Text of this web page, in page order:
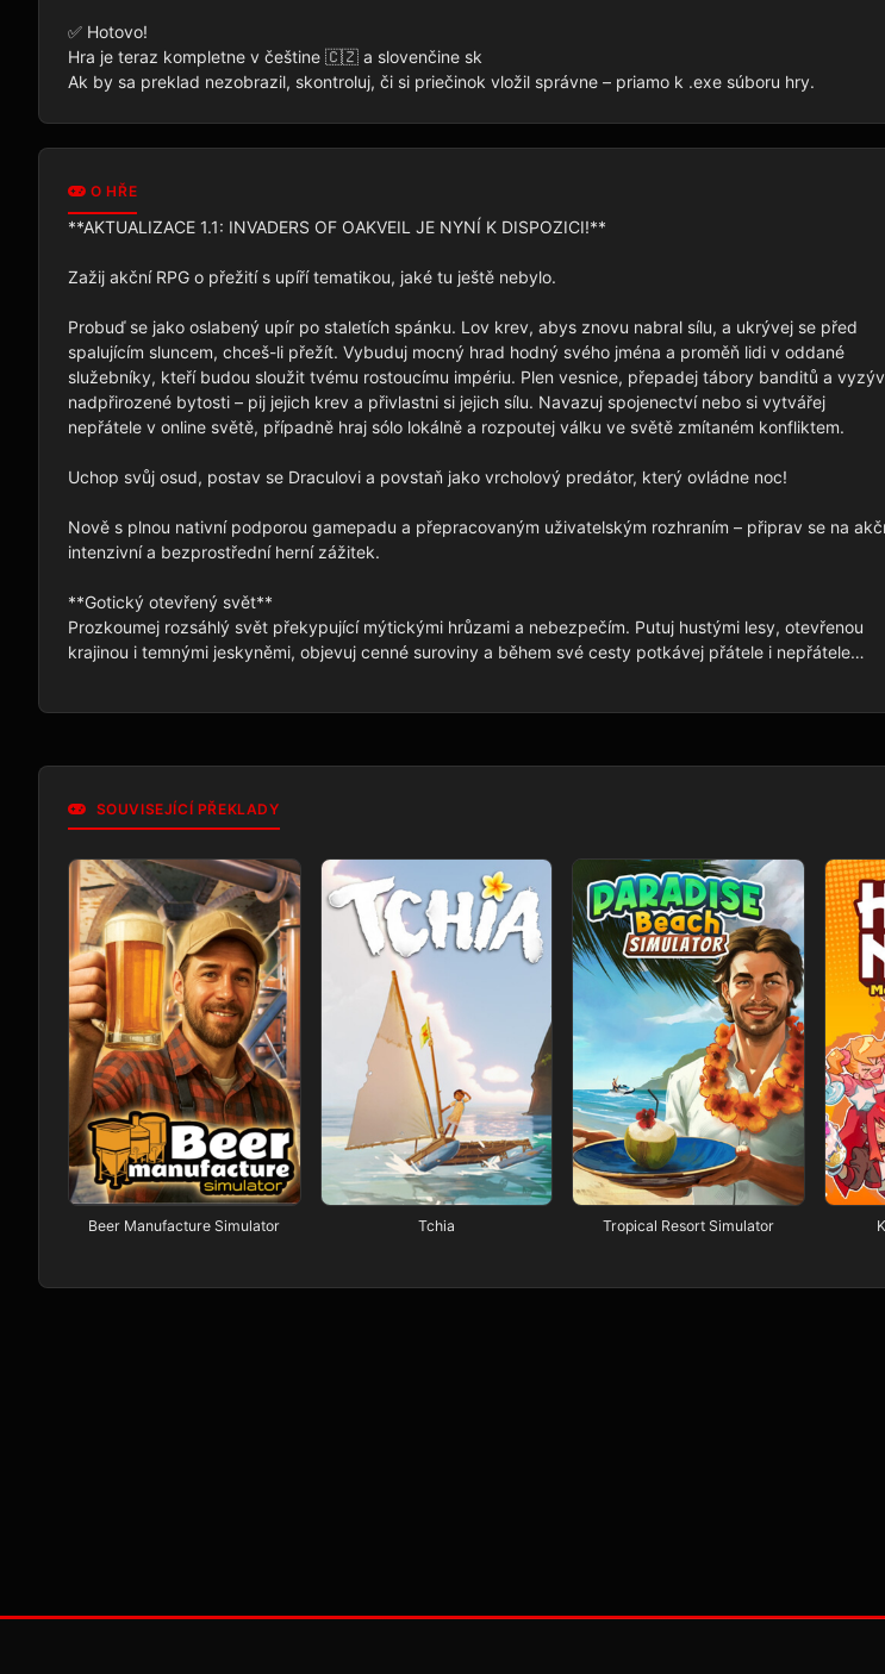
✅ Hotovo!
Hra je teraz kompletne v češtine 🇨🇿 a slovenčine sk
Ak by sa preklad nezobrazil, skontroluj, či si priečinok vložil správne – priamo k .exe súboru hry.
O HŘE
**AKTUALIZACE 1.1: INVADERS OF OAKVEIL JE NYNÍ K DISPOZICI!**
Zažij akční RPG o přežití s upíří tematikou, jaké tu ještě nebylo.
Probuď se jako oslabený upír po staletích spánku. Lov krev, abys znovu nabral sílu, a ukrývej se před
spalujícím sluncem, chceš-li přežít. Vybuduj mocný hrad hodný svého jména a proměň lidi v oddané
služebníky, kteří budou sloužit tvému rostoucímu impériu. Plen vesnice, přepadej tábory banditů a
nadpřirozené bytosti – pij jejich krev a přivlastni si jejich sílu. Navazuj spojenectví nebo si vytvářej
nepřátele v online světě, případně hraj sólo lokálně a rozpoutej válku ve světě zmítaném konfliktem.
Uchop svůj osud, postav se Draculovi a povstaň jako vrcholový predátor, který ovládne noc!
Nově s plnou nativní podporou gamepadu a přepracovaným uživatelským rozhraním – připrav se na
intenzivní a bezprostřední herní zážitek.
**Gotický otevřený svět**
Prozkoumej rozsáhlý svět překypující mýtickými hrůzami a nebezpečím. Putuj hustými lesy, otevřenou
SOUVISEJÍCÍ PŘEKLADY
Beer Manufacture Simulator Tchia Tropical Resort Simulator